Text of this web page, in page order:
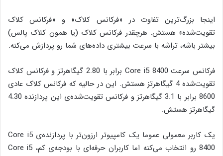
اینجا بزرگ‌ترین تفاوت در «فرکانس کلاک» و «فرکانس کلاک
تقویت‌شده» هستش. هرچقدر فرکانس کلاک (یا همون کلاک پالس)
بیشتر باشه، تراشه با سرعت بیشتری داده‌های شما رو پردازش می‌کنه.
فرکانس سرعت Core i5 8400 برابر با 2.80 گیگاهرتز و فرکانس کلاک
تقویت‌شده‌ 4 گیگاهرتز هستش. این در حالیه که فرکانس کلاک عادی
8600 برابر با 3.1 گیگاهرتز و فرکانس تقویت‌شده‌ی این پردازنده 4.30
گیگاهرتز هستش.
یک کاربر معمولی عموما یک کامپیوتر ارزون‌تر با پردازنده‌ی Core i5
8400 رو انتخاب می‌کنه اما کاربران حرفه‌ای با بودجه‌ی کم، Core i5